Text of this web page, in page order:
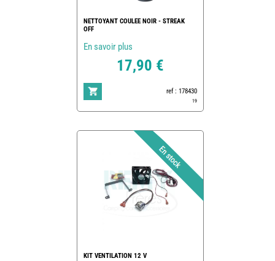
NETTOYANT COULEE NOIR - STREAK
OFF
En savoir plus
17,90 €
ref : 178430
19
KIT VENTILATION 12 V